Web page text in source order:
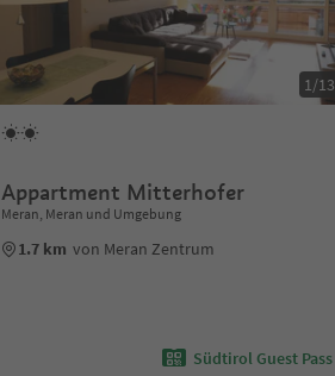
1/13
Appartment Mitterhofer
Meran, Meran und Umgebung
1.7 km von Meran Zentrum
Südtirol Guest Pass